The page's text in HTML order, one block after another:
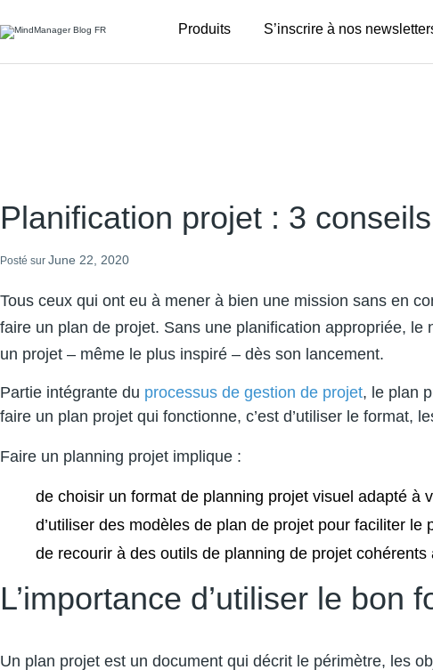
Additional
menu
Produits S’inscrire à nos
Planification projet : 3
Posté sur June 22, 2020
Tous ceux qui ont eu à mener à bien une mission sans en
faire un plan de projet. Sans une planification appropriée,
un projet – même le plus inspiré – dès son lancement.
Partie intégrante du processus de gestion de projet, le plan
faire un plan projet qui fonctionne, c’est d’utiliser le format,
Faire un planning projet implique :
de choisir un format de planning projet visuel adapté à
d’utiliser des modèles de plan de projet pour faciliter le
de recourir à des outils de planning de projet cohérents
L’importance d’utiliser le bon
Un plan projet est un document qui décrit le périmètre, les